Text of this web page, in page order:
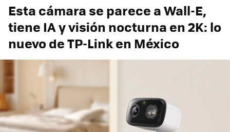
Esta cámara se parece a Wall-E,
tiene IA y visión nocturna en 2K: lo
nuevo de TP-Link en México